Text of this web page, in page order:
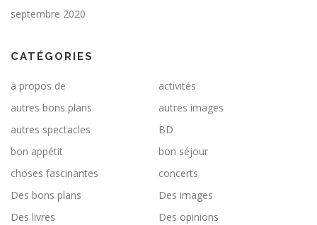
septembre 2020
CATÉGORIES
à propos de
activités
autres bons plans
autres images
autres spectacles
BD
bon appétit
bon séjour
choses fascinantes
concerts
Des bons plans
Des images
Des livres
Des opinions